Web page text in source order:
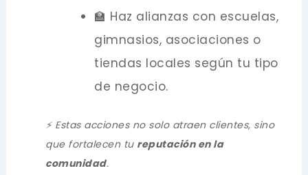
🏫 Haz alianzas con escuelas,
gimnasios, asociaciones o
tiendas locales según tu tipo
de negocio.
⚡ Estas acciones no solo atraen clientes, sino
que fortalecen tu reputación en la
comunidad.